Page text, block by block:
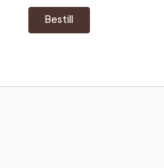
Bestill